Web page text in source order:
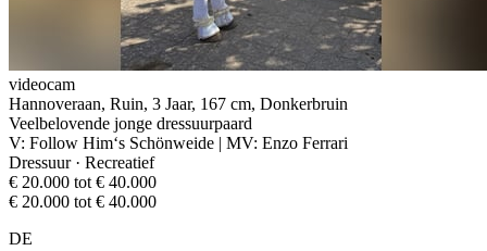
videocam
Hannoveraan, Ruin, 3 Jaar, 167 cm, Donkerbruin
Veelbelovende jonge dressuurpaard
V: Follow Him‘s Schönweide | MV: Enzo Ferrari
Dressuur · Recreatief
€ 20.000 tot € 40.000
€ 20.000 tot € 40.000
DE